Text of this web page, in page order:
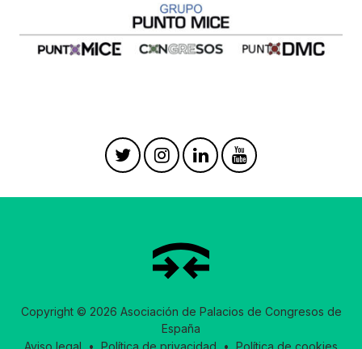
Copyright © 2026 Asociación de Palacios de Congresos de
España
Aviso legal • Política de privacidad • Política de cookies